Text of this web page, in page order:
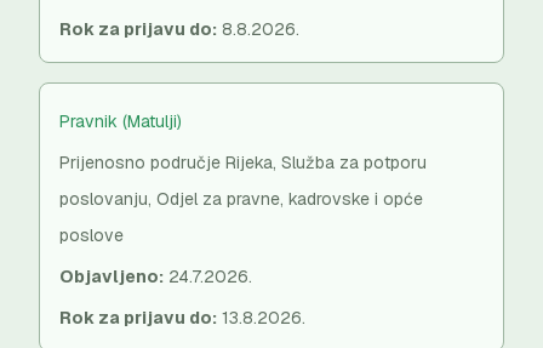
Rok za prijavu do: 8.8.2026.
Pravnik (Matulji)
Prijenosno područje Rijeka, Služba za potporu
poslovanju, Odjel za pravne, kadrovske i opće
poslove
Objavljeno: 24.7.2026.
Rok za prijavu do: 13.8.2026.